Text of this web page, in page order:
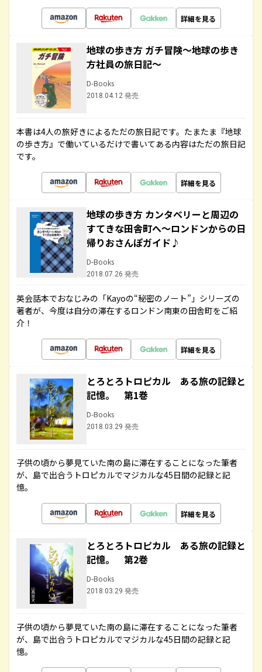
詳細を見る
地球の歩き方 ガチ冒険～地球の歩き
方社員の旅日記～
D-Books
2018.04.12 発売
本書は4人の旅好きによるただの旅日記です。たまたま『地球
の歩き方』で働いているだけで書いてある内容はただの旅日記
です。
詳細を見る
地球の歩き方 カンタベリーと周辺の
すてきな田舎町へ～ロンドンからの日
帰りおさんぽガイド♪
D-Books
2018.07.26 発売
英会話本でおなじみの「Kayoの“秘密のノート”」シリーズの
著者が、今度は自分の滞在するロンドン南東の田舎町をご紹
介！
詳細を見る
とろとろトロピカル ある旅の記録と
記憶。 第1巻
D-Books
2018.03.29 発売
子供の頃から夢見ていた南の島に滞在することになった筆者
が、島で出合うトロピカルでマジカルな45日間の記録と記
憶。
詳細を見る
とろとろトロピカル ある旅の記録と
記憶。 第2巻
D-Books
2018.03.29 発売
子供の頃から夢見ていた南の島に滞在することになった筆者
が、島で出合うトロピカルでマジカルな45日間の記録と記
憶。